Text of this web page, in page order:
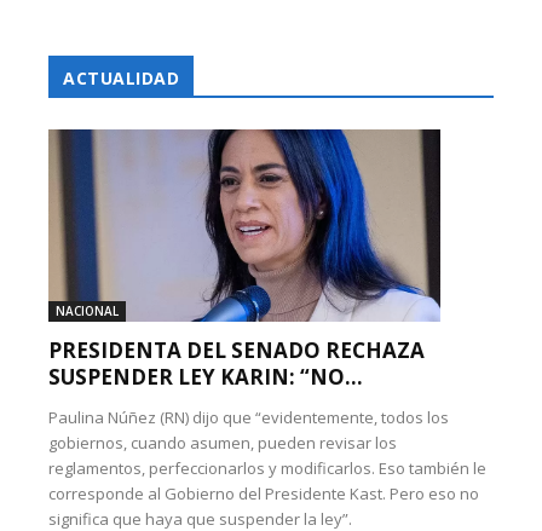
ACTUALIDAD
NACIONAL
PRESIDENTA DEL SENADO RECHAZA
SUSPENDER LEY KARIN: “NO...
Paulina Núñez (RN) dijo que “evidentemente, todos los
gobiernos, cuando asumen, pueden revisar los
reglamentos, perfeccionarlos y modificarlos. Eso también le
corresponde al Gobierno del Presidente Kast. Pero eso no
significa que haya que suspender la ley”.